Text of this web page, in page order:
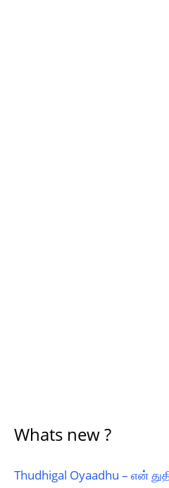
Whats new ?
Thudhigal Oyaadhu – என்